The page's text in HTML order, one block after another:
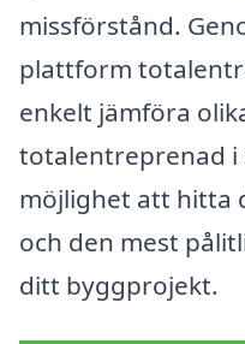
missförstånd.
plattform
enkelt jämföra
totalentreprenad i
möjlighet att hitta
och den mest
ditt byggprojekt.